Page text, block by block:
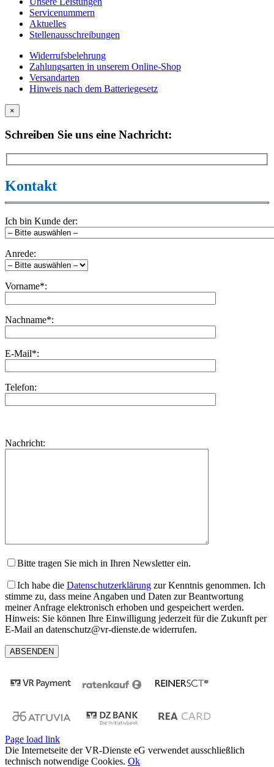
Servicenummern
Aktuelles
Stellenausschreibungen
Widerrufsbelehrung
Zahlungsarten in unserem Online-Shop
Versandarten
Hinweis nach dem Batteriegesetz
×
Schreiben Sie uns eine Nachricht:
Kontakt
Ich bin Kunde der:
Anrede:
Vorname*:
Nachname*:
E-Mail*:
Telefon:
dieses
lasse
Nachricht:
Bitte tragen Sie mich in Ihren Newsletter ein.
Ich habe die Datenschutzerklärung zur Kenntnis genommen. Ich
stimme zu, dass meine Angaben und Daten zur Beantwortung
meiner Anfrage elektronisch erhoben und gespeichert werden.
Hinweis: Sie können Ihre Einwilligung jederzeit für die Zukunft per
E-Mail an datenschutz@vr-dienste.de widerrufen.
Page load link
Die Internetseite der VR-Dienste eG verwendet ausschließlich
technisch notwendige Cookies. Ok